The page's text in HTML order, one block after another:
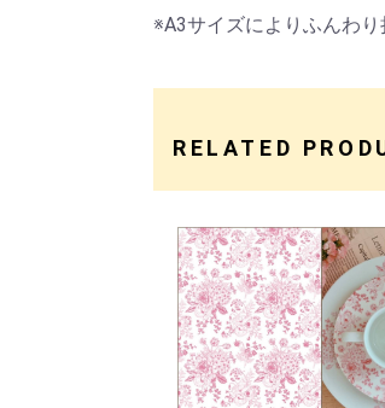
※A3サイズによりふんわ
RELATED